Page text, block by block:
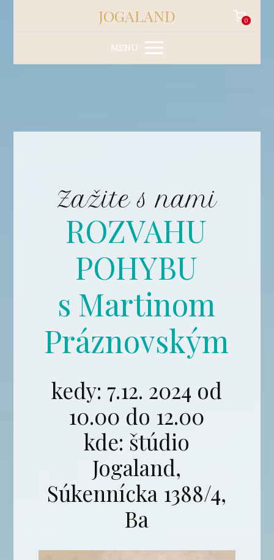
JOGALAND 0
MENU
Zažite s nami
ROZVAHU
POHYBU
s Martinom
Práznovským
kedy: 7.12. 2024 od
10.00 do 12.00
kde: štúdio
Jogaland,
Súkennícka 1388/4,
Ba